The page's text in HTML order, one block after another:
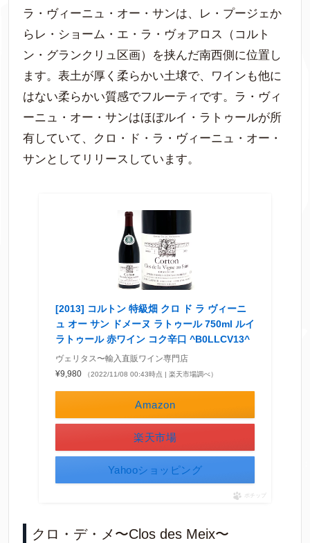
ラ・ヴィーニュ・オー・サンは、レ・プージェか
らレ・ショーム・エ・ラ・ヴォアロス（コルト
ン・グランクリュ区画）を挟んだ南西側に位置し
ます。表土が厚く柔らかい土壌で、ワインも他に
はない柔らかい質感でフルーティです。ラ・ヴィ
ーニュ・オー・サンはほぼルイ・ラトゥールが所
有していて、クロ・ド・ラ・ヴィーニュ・オー・
サンとしてリリースしています。
[2013] コルトン 特級畑 クロ ド ラ ヴィーニ
ュ オー サン ドメーヌ ラトゥール 750ml ルイ
ラトゥール 赤ワイン コク辛口 ^B0LLCV13^
ヴェリタス〜輸入直販ワイン専門店
¥9,980
（2022/11/08 00:43時点 | 楽天市場調べ）
Amazon
楽天市場
Yahooショッピング
ポチップ
クロ・デ・メ〜Clos des Meix〜